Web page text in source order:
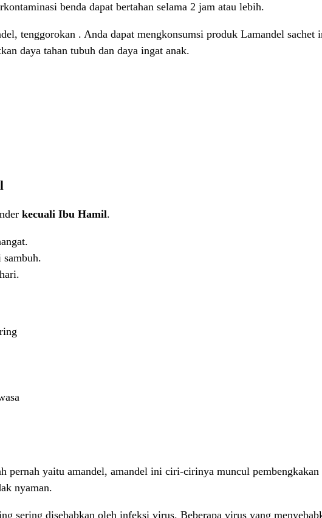
benda dapat bertahan selama 2 jam atau lebih.
tenggorokan . Anda dapat mengkonsumsi produk Lamandel
daya tahan tubuh dan daya ingat anak.
kecuali Ibu Hamil.
sambuh.
pernah yaitu amandel, amandel ini ciri-cirinya muncul
nyaman.
sering disebabkan oleh infeksi virus. Beberapa virus yang